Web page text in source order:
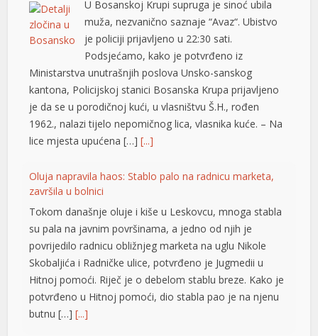
Tokom današnje oluje i kiše u Leskovcu, mnoga stabla
su pala na javnim površinama, a jedno od njih je
povrijedilo radnicu obližnjeg marketa na uglu Nikole
Skobaljića i Radničke ulice, potvrđeno je Jugmedii u
Hitnoj pomoći. Riječ je o debelom stablu breze. Kako je
potvrđeno u Hitnoj pomoći, dio stabla pao je na njenu
butnu […] [...]
Snimak s Jadrana izazvao bijes javnosti: Muškarac džet
Snimak s Kraljičine plaže u Ninu izazvao je
brojne reakcije nakon što je zabilježeno
kako osoba na džet skiju prilazi
protivpožarnim avionima koji su uzimali
vodu za gašenje požara. Poznati hrvatski preduzetnik
Davorin Stetner objavio je snimak na društvenim
mrežama uz tvrdnju da je ponašanje osobe na džet
skiju bilo izuzetno opasno, navodeći da je […][...]